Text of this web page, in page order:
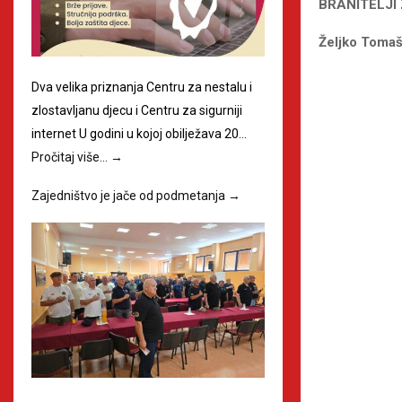
BRANITELJI
Željko
Dva velika priznanja Centru za nestalu i
zlostavljanu djecu i Centru za sigurniji
internet U godini u kojoj obilježava 20…
Pročitaj više…
→
Zajedništvo je jače od podmetanja →